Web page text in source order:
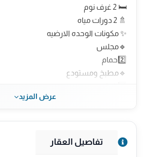
🛏 2 غرف نوم
🚿 2 دورات مياه
✨ مكونات الوحده الارضيه
🔹مجلس
2️⃣حمام
🔹مطبخ ومستودع
🔹مكونات الوحده علويه 🔹
عرض المزيد
تفاصيل العقار